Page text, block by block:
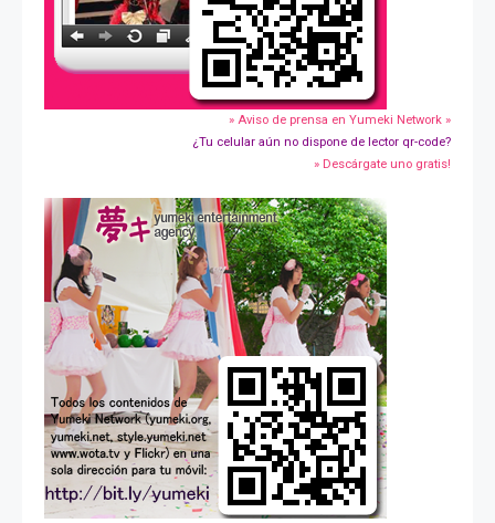
» Aviso de prensa en Yumeki Network »
¿Tu celular aún no dispone de lector qr-code?
» Descárgate uno gratis!